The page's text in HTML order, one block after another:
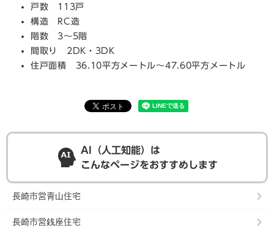
戸数 113戸
構造 RC造
階数 3～5階
間取り 2DK・3DK
住戸面積 36.10平方メートル～47.60平方メートル
AI（人工知能）は
こんなページをおすすめします
長崎市営青山住宅
長崎市営銭座住宅